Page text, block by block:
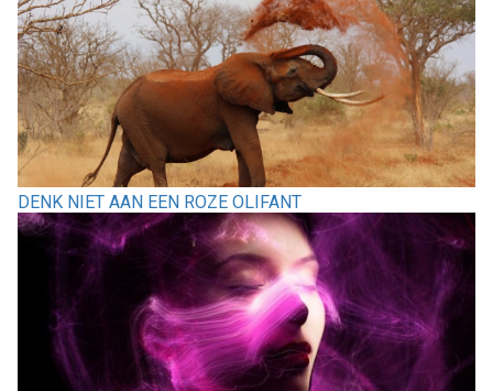
DENK NIET AAN EEN ROZE OLIFANT